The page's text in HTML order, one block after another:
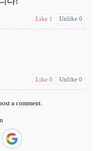
Like 1 Unlike 0
Like 0 Unlike 0
a comment.